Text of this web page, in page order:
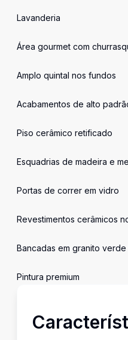
Lavanderia
Área gourmet com
Amplo quintal nos fundos
Acabamentos de alto
Piso cerâmico retificado
Esquadrias de madeira e
Portas de correr em vidro
Revestimentos cerâmicos
Bancadas em granito verde
Pintura premium